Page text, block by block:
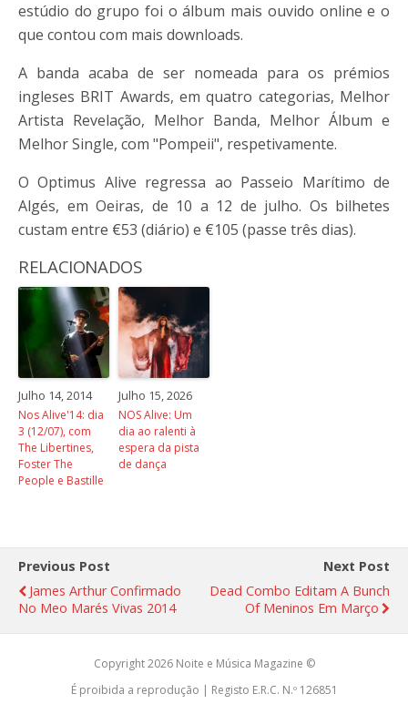
estúdio do grupo foi o álbum mais ouvido online e o
que contou com mais downloads.
A banda acaba de ser nomeada para os prémios
ingleses BRIT Awards, em quatro categorias, Melhor
Artista Revelação, Melhor Banda, Melhor Álbum e
Melhor Single, com "Pompeii", respetivamente.
O Optimus Alive regressa ao Passeio Marítimo de
Algés, em Oeiras, de 10 a 12 de julho. Os bilhetes
custam entre €53 (diário) e €105 (passe três dias).
RELACIONADOS
Julho 14, 2014
Nos Alive'14: dia
3 (12/07), com
The Libertines,
Foster The
People e Bastille
Julho 15, 2026
NOS Alive: Um
dia ao ralenti à
espera da pista
de dança
Previous Post
James Arthur Confirmado
No Meo Marés Vivas 2014
Next Post
Dead Combo Editam A Bunch
Of Meninos Em Março
Copyright 2026 Noite e Música Magazine ©
É proibida a reprodução | Registo E.R.C. N.º 126851